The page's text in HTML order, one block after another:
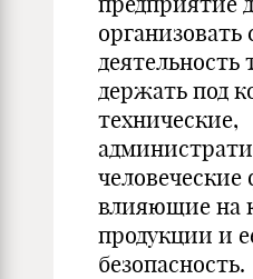
организовать
деятельность
держать под
технические,
влияющие на
продукции и
безопасность.